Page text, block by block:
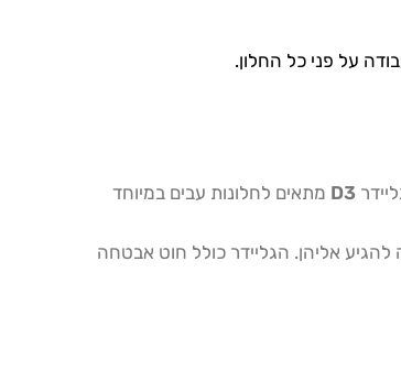
על פני כל החלון.
D3 מתאים לחלונות עבים במיוחד
אליהן. הגליידר כולל חוט אבטחה